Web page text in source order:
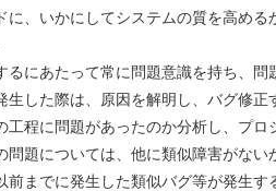
に、いかにしてシステムの質を高める
るにあたって常に問題意識を持ち、
生した際は、原因を解明し、バグ修
工程に問題があったのか分析し、プロ
問題については、他に類似障害がない
前までに発生した類似バグ等が発生す